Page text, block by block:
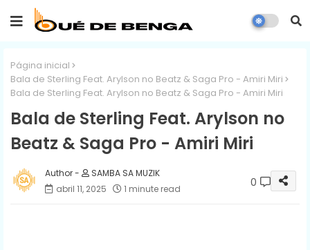
Página inicial
Bala de Sterling Feat. Arylson no Beatz & Saga Pro - Amiri Miri
Bala de Sterling Feat. Arylson no Beatz & Saga Pro - Amiri Miri
Bala de Sterling Feat. Arylson no
Beatz & Saga Pro - Amiri Miri
SAMBA SA MUZIK
abril 11, 2025
1 minute read 0